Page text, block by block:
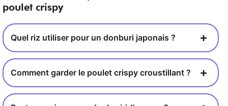
poulet crispy
Quel riz utiliser pour un donburi japonais ?
Comment garder le poulet crispy croustillant ?